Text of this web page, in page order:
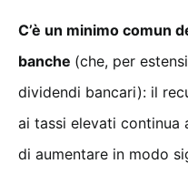
C’è un minimo comun
banche (che, per
dividendi bancari): il
ai tassi elevati
di aumentare in modo